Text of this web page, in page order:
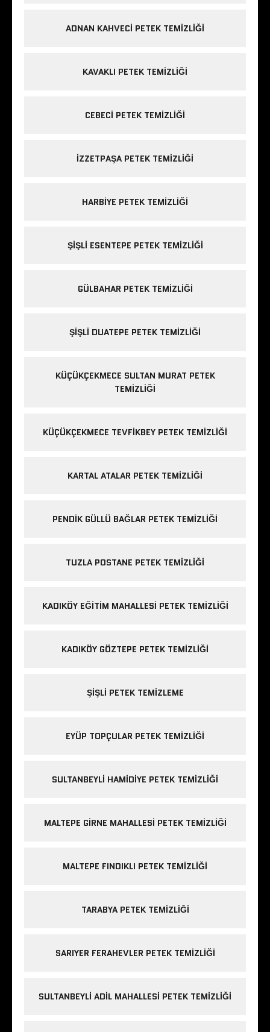
ADNAN KAHVECI PETEK TEMIZLIĞI
KAVAKLI PETEK TEMIZLIĞI
CEBECI PETEK TEMIZLIĞI
IZZETPAŞA PETEK TEMIZLIĞI
HARBIYE PETEK TEMIZLIĞI
ŞIŞLI ESENTEPE PETEK TEMIZLIĞI
GÜLBAHAR PETEK TEMIZLIĞI
ŞIŞLI DUATEPE PETEK TEMIZLIĞI
KÜÇÜKÇEKMECE SULTAN MURAT PETEK
TEMIZLIĞI
KÜÇÜKÇEKMECE TEVFIKBEY PETEK TEMIZLIĞI
KARTAL ATALAR PETEK TEMIZLIĞI
PENDIK GÜLLÜ BAĞLAR PETEK TEMIZLIĞI
TUZLA POSTANE PETEK TEMIZLIĞI
KADIKÖY EĞITIM MAHALLESI PETEK TEMIZLIĞI
KADIKÖY GÖZTEPE PETEK TEMIZLIĞI
ŞIŞLI PETEK TEMIZLEME
EYÜP TOPÇULAR PETEK TEMIZLIĞI
SULTANBEYLI HAMIDIYE PETEK TEMIZLIĞI
MALTEPE GIRNE MAHALLESI PETEK TEMIZLIĞI
MALTEPE FINDIKLI PETEK TEMIZLIĞI
TARABYA PETEK TEMIZLIĞI
SARIYER FERAHEVLER PETEK TEMIZLIĞI
SULTANBEYLI ADIL MAHALLESI PETEK TEMIZLIĞI